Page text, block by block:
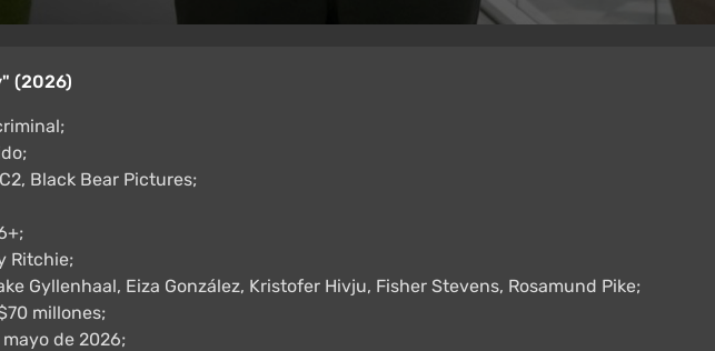
(2026)
Black Bear Pictures;
Ritchie;
Gyllenhaal, Eiza González, Kristofer Hivju, Fisher Stevens, Rosamund Pike;
millones;
de 2026;